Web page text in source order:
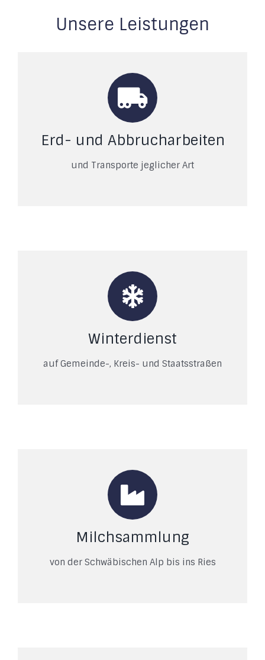
Unsere Leistungen
Erd- und Abbrucharbeiten
und Transporte jeglicher Art
Winterdienst
auf Gemeinde-, Kreis- und Staatsstraßen
Milchsammlung
von der Schwäbischen Alp bis ins Ries